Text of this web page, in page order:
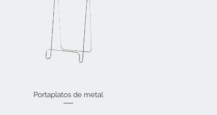
Vista rápida
Portaplatos de metal